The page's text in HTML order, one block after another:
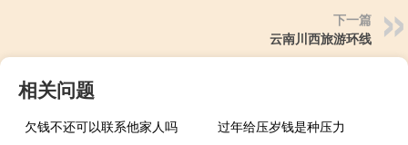
下一篇
云南川西旅游环线
相关问题
欠钱不还可以联系他家人吗
过年给压岁钱是种压力